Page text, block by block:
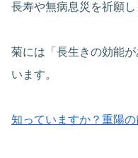
長寿や無病息災を祈願し
菊には「長生きの効能
います。
知っていますか？重陽